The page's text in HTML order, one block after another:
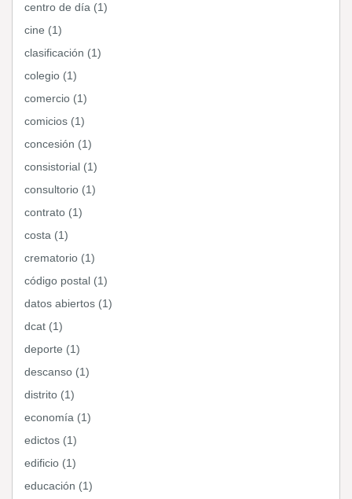
centro de día (1)
cine (1)
clasificación (1)
colegio (1)
comercio (1)
comicios (1)
concesión (1)
consistorial (1)
consultorio (1)
contrato (1)
costa (1)
crematorio (1)
código postal (1)
datos abiertos (1)
dcat (1)
deporte (1)
descanso (1)
distrito (1)
economía (1)
edictos (1)
edificio (1)
educación (1)